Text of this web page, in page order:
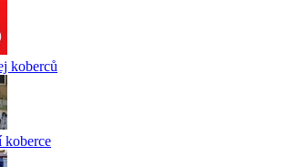
koberců
koberce